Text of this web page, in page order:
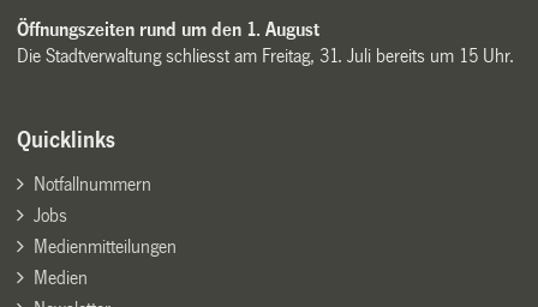
Öffnungszeiten rund um den 1. August
Die Stadtverwaltung schliesst am Freitag, 31. Juli bereits um 15 Uhr.
Quicklinks
Notfallnummern
Jobs
Medienmitteilungen
Medien